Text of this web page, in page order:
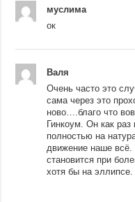
муслима
ок
Валя
Очень часто это
сама через это
ново….благо что
Гинкоум. Он как раз
полностью на
движение наше всё.
становится при
хотя бы на эллипсе.